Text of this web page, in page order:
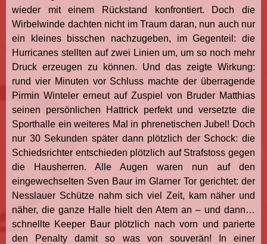
wieder mit einem Rückstand konfrontiert. Doch die
Wirbelwinde dachten nicht im Traum daran, nun auch nur
ein kleines bisschen nachzugeben, im Gegenteil: die
Hurricanes stellten auf zwei Linien um, um so noch mehr
Druck erzeugen zu können. Und das zeigte Wirkung:
rund vier Minuten vor Schluss machte der überragende
Pirmin Winteler erneut auf Zuspiel von Bruder Matthias
seinen persönlichen Hattrick perfekt und versetzte die
Sporthalle ein weiteres Mal in phrenetischen Jubel! Doch
nur 30 Sekunden später dann plötzlich der Schock: die
Schiedsrichter entschieden plötzlich auf Strafstoss gegen
die Hausherren. Alle Augen waren nun auf den
eingewechselten Sven Baur im Glarner Tor gerichtet: der
Nesslauer Schütze nahm sich viel Zeit, kam näher und
näher, die ganze Halle hielt den Atem an – und dann…
schnellte Keeper Baur plötzlich nach vorn und parierte
den Penalty damit so was von souverän! In einer